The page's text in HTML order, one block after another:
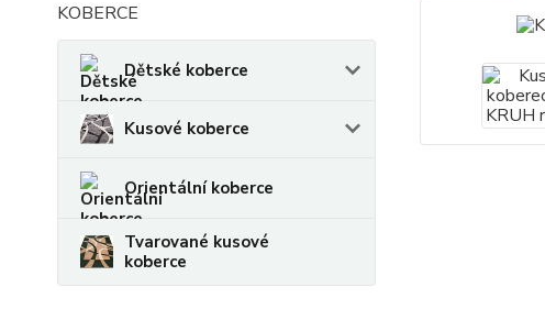
KOBERCE
Dětské koberce
Kusové koberce
Orientální koberce
Tvarované kusové
koberce